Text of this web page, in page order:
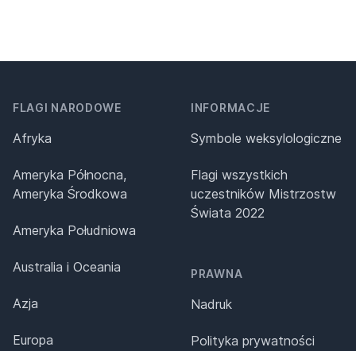
FLAGI NARODOWE
Afryka
Ameryka Północna,
Ameryka Środkowa
Ameryka Południowa
Australia i Oceania
Azja
Europa
INFORMACJE
Symbole weksylologiczne
Flagi wszystkich
uczestników Mistrzostw
Świata 2022
PRAWNA
Nadruk
Polityka prywatności